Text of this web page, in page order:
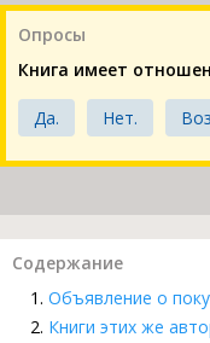
Опросы
Книга имеет
Да. Нет.
Содержание
Объявление о
Книги этих же